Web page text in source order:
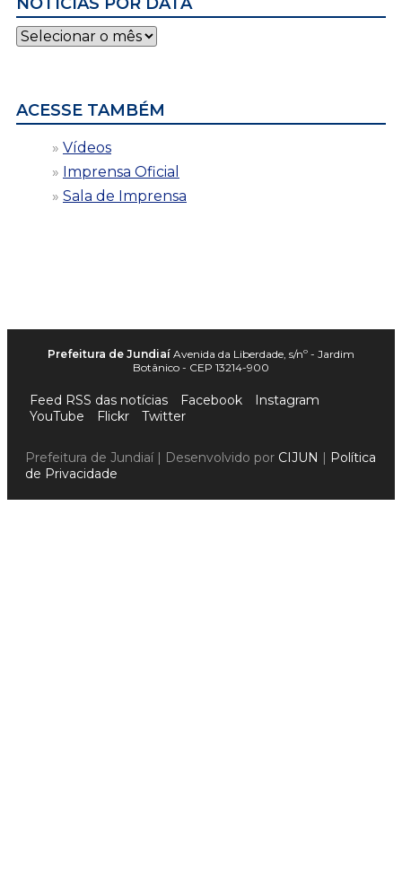
Notícias
por
ACESSE TAMBÉM
Vídeos
Imprensa Oficial
Sala de Imprensa
Prefeitura de Jundiaí Avenida da Liberdade, s/nº - Jardim
Botânico - CEP 13214-900
Feed RSS das notícias Facebook
Instagram
YouTube
Flickr Twitter
Prefeitura de Jundiaí | Desenvolvido por CIJUN | Política
de Privacidade